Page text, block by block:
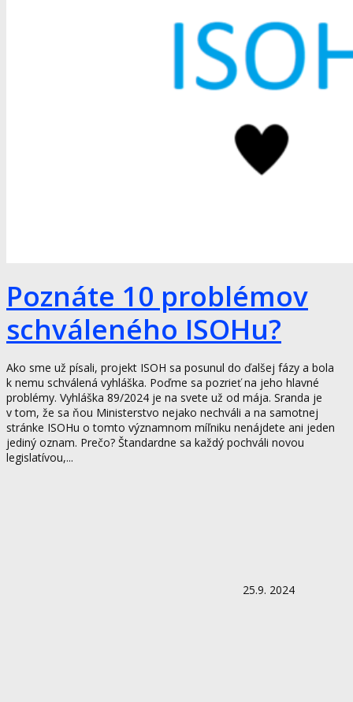
Poznáte 10 problémov
schváleného ISOHu?
Ako sme už písali, projekt ISOH sa posunul do ďalšej fázy a bola
k nemu schválená vyhláška. Poďme sa pozrieť na jeho hlavné
problémy. Vyhláška 89/2024 je na svete už od mája. Sranda je
v tom, že sa ňou Ministerstvo nejako nechváli a na samotnej
stránke ISOHu o tomto významnom míľniku nenájdete ani jeden
jediný oznam. Prečo? Štandardne sa každý pochváli novou
legislatívou,...
25.9. 2024